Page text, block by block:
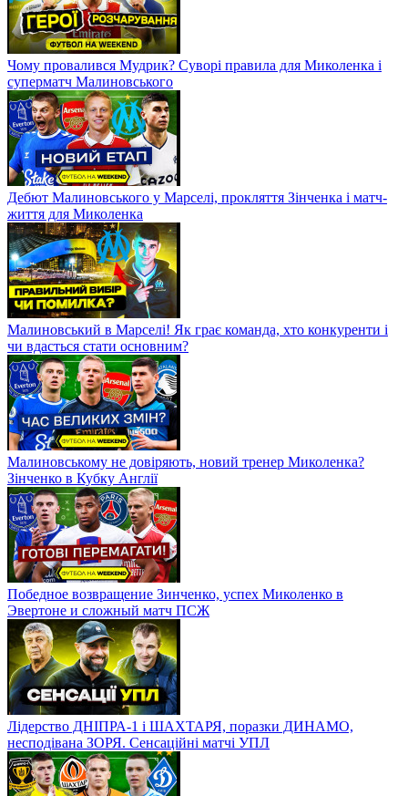
Чому провалився Мудрик? Суворі правила для Миколенка і
суперматч Малиновського
Дебют Малиновського у Марселі, прокляття Зінченка і матч-
життя для Миколенка
Малиновський в Марселі! Як грає команда, хто конкуренти і
чи вдасться стати основним?
Малиновському не довіряють, новий тренер Миколенка?
Зінченко в Кубку Англії
Победное возвращение Зинченко, успех Миколенко в
Эвертоне и сложный матч ПСЖ
Лідерство ДНІПРА-1 і ШАХТАРЯ, поразки ДИНАМО,
несподівана ЗОРЯ. Сенсаційні матчі УПЛ